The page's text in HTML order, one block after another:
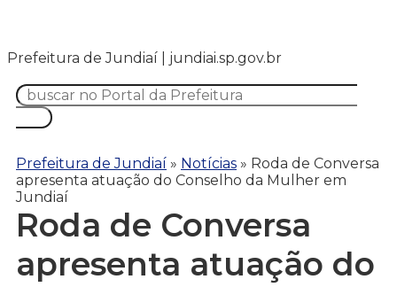
Prefeitura de Jundiaí | jundiai.sp.gov.br
Prefeitura de Jundiaí » Notícias » Roda de Conversa
apresenta atuação do Conselho da Mulher em
Jundiaí
Roda de Conversa
apresenta atuação do